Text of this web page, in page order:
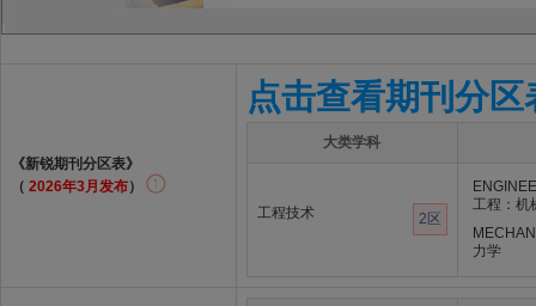
《新锐期刊分区表》
（ 2026年3月发布）
点击查看期刊分区
大类学科
工程技术 2区
工程：机
力学